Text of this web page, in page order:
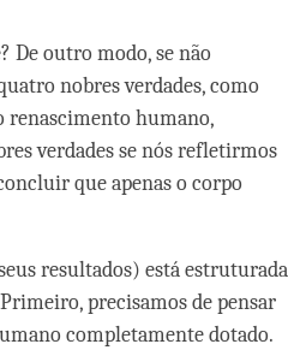
De outro modo, se não
nobres verdades, como
renascimento humano,
verdadesse nós refletirmos
que apenas o corpo
resultados) está estruturada
precisamos de pensar
completamente dotado.